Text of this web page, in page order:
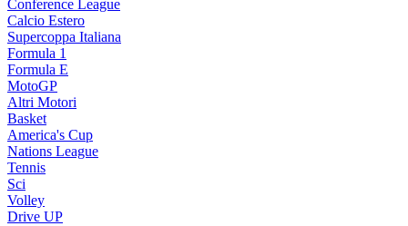
Conference League
Calcio Estero
Supercoppa Italiana
Formula 1
Formula E
MotoGP
Altri Motori
Basket
America's Cup
Nations League
Tennis
Sci
Volley
Drive UP